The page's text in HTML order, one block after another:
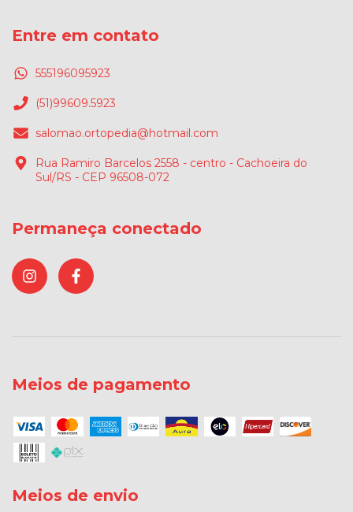
Entre em contato
555196095923
(51)99609.5923
salomao.ortopedia@hotmail.com
Rua Ramiro Barcelos 2558 - centro - Cachoeira do
Sul/RS - CEP 96508-072
Permaneça conectado
Meios de pagamento
Meios de envio